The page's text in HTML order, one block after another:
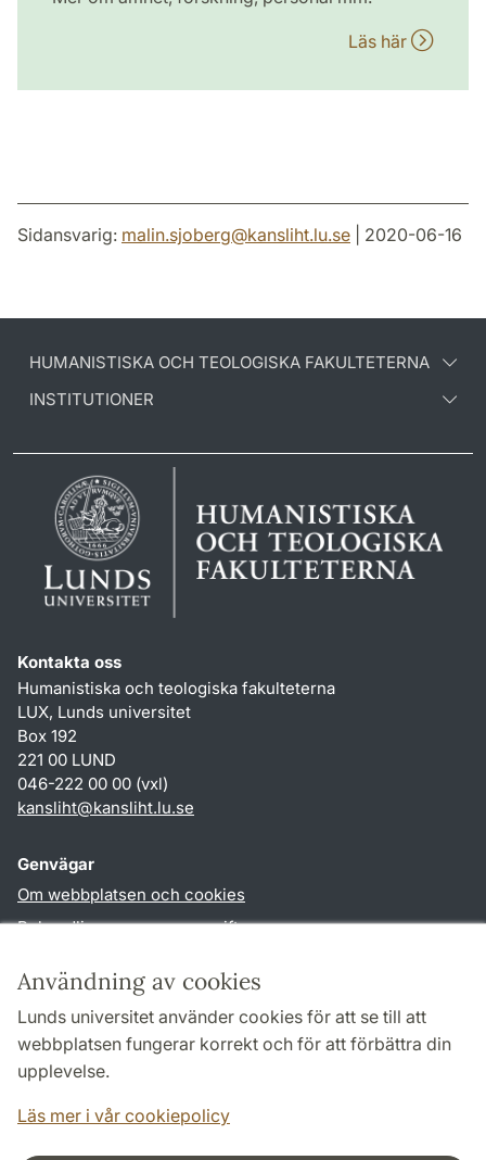
Användning av cookies
Lunds universitet använder cookies för att se till att
webbplatsen fungerar korrekt och för att förbättra din
upplevelse.
Läs mer i vår cookiepolicy
Läs här
Sidansvarig: malin.sjoberg@kansliht.lu.se | 2020-06-16
HUMANISTISKA OCH TEOLOGISKA FAKULTETERNA
INSTITUTIONER
Kontakta oss
Humanistiska och teologiska fakulteterna
LUX, Lunds universitet
Box 192
221 00 LUND
046-222 00 00 (vxl)
kansliht@kansliht.lu.se
Genvägar
Om webbplatsen och cookies
Behandling av personuppgifter
TYPO3-login
Följ oss i sociala medier